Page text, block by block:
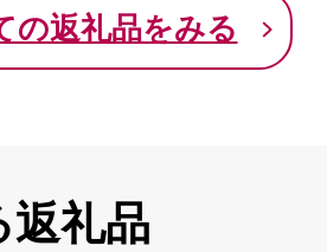
の返礼品をみる
返礼品